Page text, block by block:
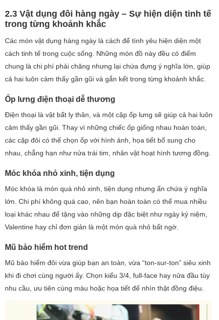
2.3 Vật dụng đôi hàng ngày – Sự hiện diện tinh tế
trong từng khoảnh khắc
Các món vật dụng hàng ngày là cách để tình yêu hiện diện một
cách tinh tế trong cuộc sống. Những món đồ này đều có điểm
chung là chi phí phải chăng nhưng lại chứa đựng ý nghĩa lớn, giúp
cả hai luôn cảm thấy gần gũi và gắn kết trong từng khoảnh khắc.
Ốp lưng điện thoại dễ thương
Điện thoại là vật bất ly thân, và một cặp ốp lưng sẽ giúp cả hai luôn
cảm thấy gần gũi. Thay vì những chiếc ốp giống nhau hoàn toàn,
các cặp đôi có thể chọn ốp với hình ảnh, họa tiết bổ sung cho
nhau, chẳng hạn như nửa trái tim, nhân vật hoạt hình tương đồng.
Móc khóa nhỏ xinh, tiện dụng
Móc khóa là món quà nhỏ xinh, tiện dụng nhưng ẩn chứa ý nghĩa
lớn. Chi phí không quá cao, nên bạn hoàn toàn có thể mua nhiều
loại khác nhau để tặng vào những dịp đặc biệt như ngày kỷ niệm,
Valentine hay chỉ đơn giản là một món quà nhỏ bất ngờ.
Mũ bảo hiểm hot trend
Mũ bảo hiểm đôi vừa giúp bạn an toàn, vừa “ton-sur-ton” siêu xinh
khi đi chơi cùng người ấy. Chọn kiểu 3/4, full-face hay nửa đầu tùy
nhu cầu, ưu tiên cùng màu hoặc họa tiết để nhìn thật đồng điệu.